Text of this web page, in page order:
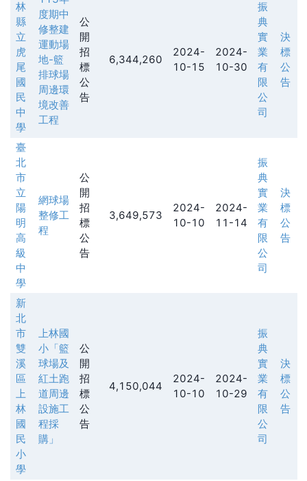
林
縣
立
虎
尾
國
民
中
學
度期中
修整建
運動場
地-籃
排球場
周邊環
境改善
工程
公
開
招
標
公
告
6,344,260
2024-
10-15
2024-
10-30
振
典
實
業
有
限
公
司
決
標
公
告
臺
北
市
立
陽
明
高
級
中
學
網球場
整修工
程
公
開
招
標
公
告
3,649,573
2024-
10-10
2024-
11-14
振
典
實
業
有
限
公
司
決
標
公
告
新
北
市
雙
溪
區
上
林
國
民
小
學
上林國
小「籃
球場及
紅土跑
道周邊
設施工
程採
購」
公
開
招
標
公
告
4,150,044
2024-
10-10
2024-
10-29
振
典
實
業
有
限
公
司
決
標
公
告